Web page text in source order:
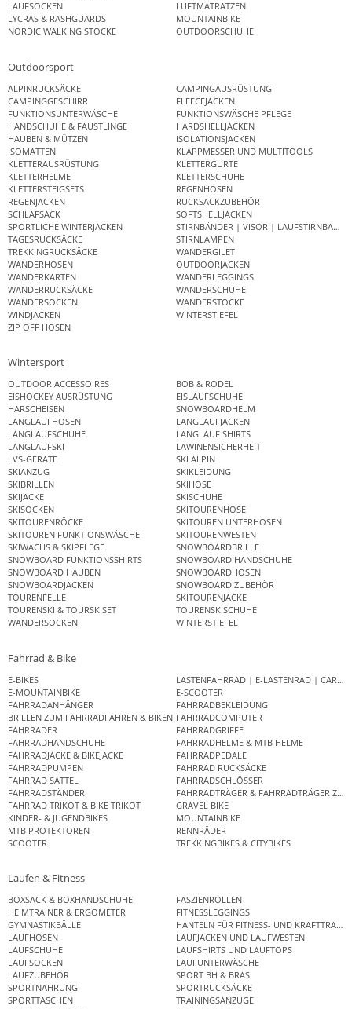
LAUFSOCKEN
LUFTMATRATZEN
LYCRAS & RASHGUARDS
MOUNTAINBIKE
NORDIC WALKING STÖCKE
OUTDOORSCHUHE
Outdoorsport
ALPINRUCKSÄCKE
CAMPINGAUSRÜSTUNG
CAMPINGGESCHIRR
FLEECEJACKEN
FUNKTIONSUNTERWÄSCHE
FUNKTIONSWÄSCHE PFLEGE
HANDSCHUHE & FÄUSTLINGE
HARDSHELLJACKEN
HAUBEN & MÜTZEN
ISOLATIONSJACKEN
ISOMATTEN
KLAPPMESSER UND MULTITOOLS
KLETTERAUSRÜSTUNG
KLETTERGURTE
KLETTERHELME
KLETTERSCHUHE
KLETTERSTEIGSETS
REGENHOSEN
REGENJACKEN
RUCKSACKZUBEHÖR
SCHLAFSACK
SOFTSHELLJACKEN
SPORTLICHE WINTERJACKEN
STIRNBÄNDER | VISOR | LAUFSTIRNBAND
TAGESRUCKSÄCKE
STIRNLAMPEN
TREKKINGRUCKSÄCKE
WANDERGILET
WANDERHOSEN
OUTDOORJACKEN
WANDERKARTEN
WANDERLEGGINGS
WANDERRUCKSÄCKE
WANDERSCHUHE
WANDERSOCKEN
WANDERSTÖCKE
WINDJACKEN
WINTERSTIEFEL
ZIP OFF HOSEN
Wintersport
OUTDOOR ACCESSOIRES
BOB & RODEL
EISHOCKEY AUSRÜSTUNG
EISLAUFSCHUHE
HARSCHEISEN
SNOWBOARDHELM
LANGLAUFHOSEN
LANGLAUFJACKEN
LANGLAUFSCHUHE
LANGLAUF SHIRTS
LANGLAUFSKI
LAWINENSICHERHEIT
LVS-GERÄTE
SKI ALPIN
SKIANZUG
SKIKLEIDUNG
SKIBRILLEN
SKIHOSE
SKIJACKE
SKISCHUHE
SKISOCKEN
SKITOURENHOSE
SKITOURENRÖCKE
SKITOUREN UNTERHOSEN
SKITOUREN FUNKTIONSWÄSCHE
SKITOURENWESTEN
SKIWACHS & SKIPFLEGE
SNOWBOARDBRILLE
SNOWBOARD FUNKTIONSSHIRTS
SNOWBOARD HANDSCHUHE
SNOWBOARD HAUBEN
SNOWBOARDHOSEN
SNOWBOARDJACKEN
SNOWBOARD ZUBEHÖR
TOURENFELLE
SKITOURENJACKE
TOURENSKI & TOURSKISET
TOURENSKISCHUHE
WANDERSOCKEN
WINTERSTIEFEL
Fahrrad & Bike
E-BIKES
LASTENFAHRRAD | E-LASTENRAD |
E-MOUNTAINBIKE
E-SCOOTER
FAHRRADANHÄNGER
FAHRRADBEKLEIDUNG
BRILLEN ZUM FAHRRADFAHREN & BIKEN FAHRRADCOMPUTER
FAHRRÄDER
FAHRRADGRIFFE
FAHRRADHANDSCHUHE
FAHRRADHELME & MTB HELME
FAHRRADJACKE & BIKEJACKE
FAHRRADPEDALE
FAHRRADPUMPEN
FAHRRAD RUCKSÄCKE
FAHRRAD SATTEL
FAHRRADSCHLÖSSER
FAHRRADSTÄNDER
FAHRRADTRÄGER & FAHRRADTRÄGER
FAHRRAD TRIKOT & BIKE TRIKOT
GRAVEL BIKE
KINDER- & JUGENDBIKES
MOUNTAINBIKE
MTB PROTEKTOREN
RENNRÄDER
SCOOTER
TREKKINGBIKES & CITYBIKES
Laufen & Fitness
BOXSACK & BOXHANDSCHUHE
FASZIENROLLEN
HEIMTRAINER & ERGOMETER
FITNESSLEGGINGS
GYMNASTIKBÄLLE
HANTELN FÜR FITNESS- UND
LAUFHOSEN
LAUFJACKEN UND LAUFWESTEN
LAUFSCHUHE
LAUFSHIRTS UND LAUFTOPS
LAUFSOCKEN
LAUFUNTERWÄSCHE
LAUFZUBEHÖR
SPORT BH & BRAS
SPORTNAHRUNG
SPORTRUCKSÄCKE
SPORTTASCHEN
TRAININGSANZÜGE